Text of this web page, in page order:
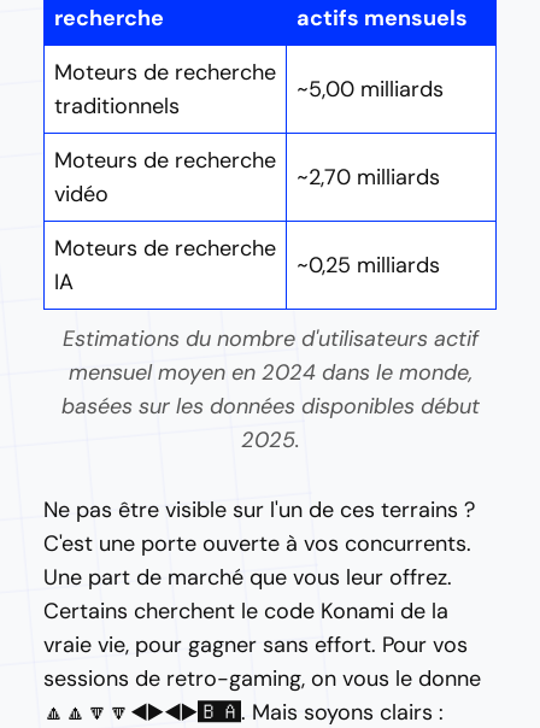
recherche
actifs mensuels
Moteurs de recherche
traditionnels
~5,00 milliards
Moteurs de recherche
vidéo
~2,70 milliards
Moteurs de recherche
IA
~0,25 milliards
Estimations du nombre d'utilisateurs actif
mensuel moyen en 2024 dans le monde,
basées sur les données disponibles début
2025.
Ne pas être visible sur l'un de ces terrains ?
C'est une porte ouverte à vos concurrents.
Une part de marché que vous leur offrez.
Certains cherchent le code Konami de la
vraie vie, pour gagner sans effort. Pour vos
sessions de retro-gaming, on vous le donne
🔼🔼🔽🔽◀️▶️◀️▶️🅱️🅰️. Mais soyons clairs :